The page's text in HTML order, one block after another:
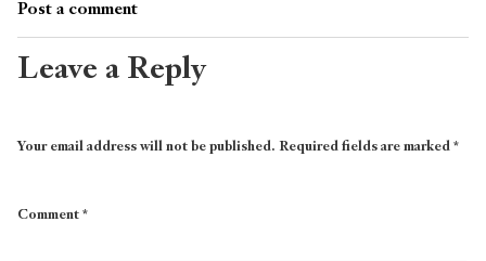
Post a comment
Leave a Reply
Your email address will not be published.Required fields are marked*
Comment*